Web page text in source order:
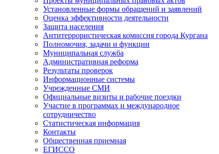
Установленные формы обращений и заявлений
Оценка эффективности деятельности
Защита населения
Антитеррористическая комиссия города Кургана
Полномочия, задачи и функции
Муниципальная служба
Административная реформа
Результаты проверок
Информационные системы
Учрежденные СМИ
Официальные визиты и рабочие поездки
Участие в программах и международное
сотрудничество
Статистическая информация
Контакты
Общественная приемная
ЕГИССО